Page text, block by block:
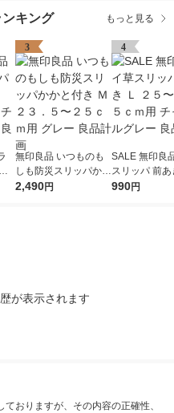
キング もっと見る
3
無印良品 いつものも
しも防災スリッパかか
と付き Ｍ ２３．５〜
2,490円
4
SALE 無印良
スリッパ 前あ
５〜２６．５
990円
が表示されます
おりますが、その内容の正確性、